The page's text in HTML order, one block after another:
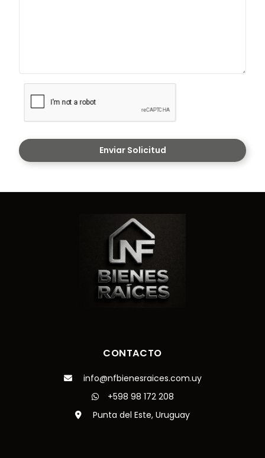
Enviar Solicitud
CONTACTO
info@nfbienesraices.com.uy
+598 98 172 208
Punta del Este, Uruguay